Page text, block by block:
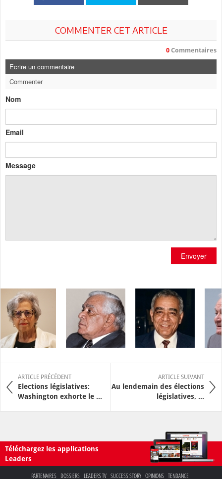
COMMENTER CET ARTICLE
0 Commentaires
Ecrire un commentaire
Commenter
Nom
Email
Message
Envoyer
ARTICLE PRÉCÉDENT
Elections législatives:
Washington exhorte le ...
ARTICLE SUIVANT
Au lendemain des élections
législatives, ...
Téléchargez les applications
Leaders
PARTENAIRES DOSSIERS LEADERS TV SUCCESS STORY OPINIONS TENDANCE